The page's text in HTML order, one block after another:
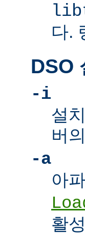
다.
DSO
-i
설
버의
-a
아
활